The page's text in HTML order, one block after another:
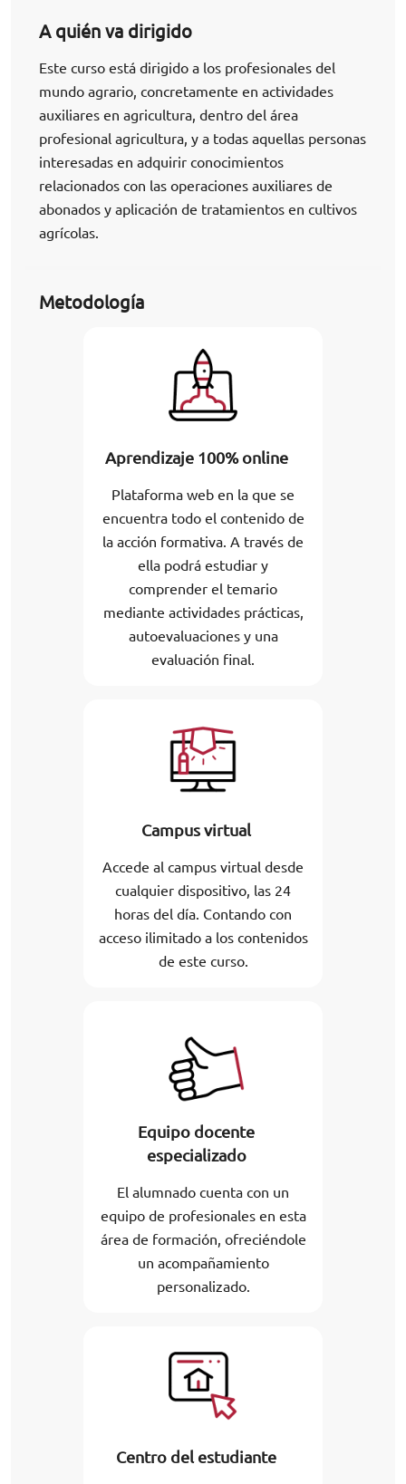
A quién va dirigido
Este curso está dirigido a los profesionales del
mundo agrario, concretamente en actividades
auxiliares en agricultura, dentro del área
profesional agricultura, y a todas aquellas personas
interesadas en adquirir conocimientos
relacionados con las operaciones auxiliares de
abonados y aplicación de tratamientos en cultivos
agrícolas.
Metodología
Aprendizaje 100% online
Plataforma web en la que se
encuentra todo el contenido de
la acción formativa. A través de
ella podrá estudiar y
comprender el temario
mediante actividades prácticas,
autoevaluaciones y una
evaluación final.
Campus virtual
Accede al campus virtual desde
cualquier dispositivo, las 24
horas del día. Contando con
acceso ilimitado a los contenidos
de este curso.
Equipo docente
especializado
El alumnado cuenta con un
equipo de profesionales en esta
área de formación, ofreciéndole
un acompañamiento
personalizado.
Centro del estudiante